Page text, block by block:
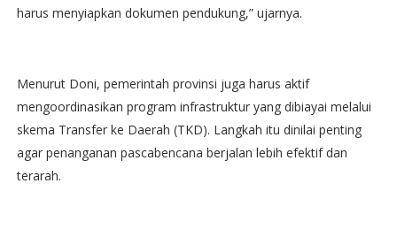
harus menyiapkan dokumen pendukung,” ujarnya.
Menurut Doni, pemerintah provinsi juga harus aktif
mengoordinasikan program infrastruktur yang dibiayai melalui
skema Transfer ke Daerah (TKD). Langkah itu dinilai penting
agar penanganan pascabencana berjalan lebih efektif dan
terarah.